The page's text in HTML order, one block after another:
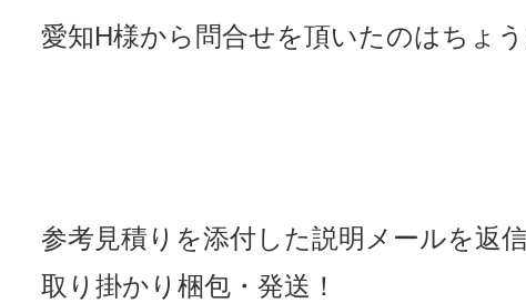
愛知H様から問合せを頂いたのはちょ
参考見積りを添付した説明メールを返
取り掛かり梱包・発送！